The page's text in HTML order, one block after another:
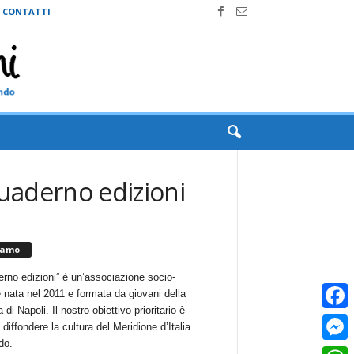
CONTATTI
edizioni
edizioni” è un’associazione socio-
nata nel 2011 e formata da giovani della
di Napoli. Il nostro obiettivo prioritario è
la cultura del Meridione d’Italia